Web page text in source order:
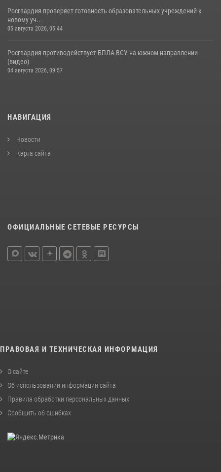
Росгвардия проверяет готовность образовательных учреждений к
новому уч...
05 августа 2026, 05:44
Росгвардия противодействует БПЛА ВСУ на южном направлении
(видео)
04 августа 2026, 09:57
НАВИГАЦИЯ
Новости
Карта сайта
ОФИЦИАЛЬНЫЕ СЕТЕВЫЕ РЕСУРСЫ
ПРАВОВАЯ И ТЕХНИЧЕСКАЯ ИНФОРМАЦИЯ
О сайте
Об использовании информации сайта
Правила обработки персональных данных
Сообщить об ошибках